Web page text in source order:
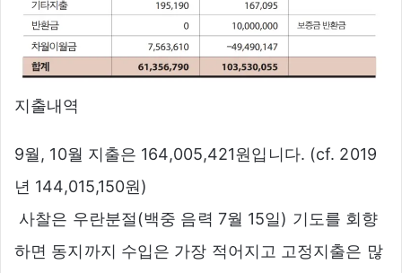
지출내역
9월, 10월 지출은 164,005,421원입니다. (cf. 2019
년 144,015,150원)
 사찰은 우란분절(백중 음력 7월 15일) 기도를 회향
하면 동지까지 수입은 가장 적어지고 고정지출은 많